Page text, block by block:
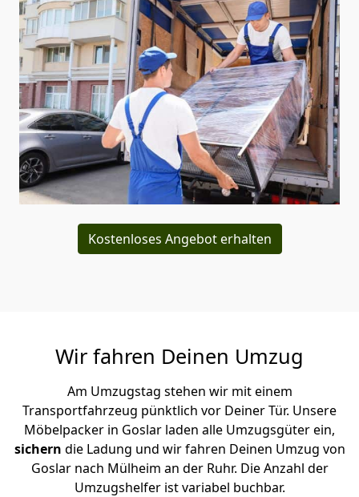
Kostenloses Angebot erhalten
Wir fahren Deinen Umzug
Am Umzugstag stehen wir mit einem
Transportfahrzeug pünktlich vor Deiner Tür. Unsere
Möbelpacker in Goslar laden alle Umzugsgüter ein,
sichern die Ladung und wir fahren Deinen Umzug von
Goslar nach Mülheim an der Ruhr. Die Anzahl der
Umzugshelfer ist variabel buchbar.